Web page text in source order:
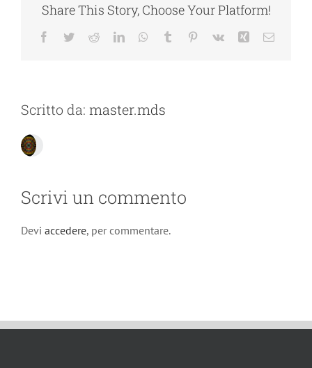
Share This Story, Choose Your Platform!
Facebook
TwitterRedditLinkedInWhatsApp
Tumblr Pinterest
Vk Xing Email
Scritto da: master.mds
Scrivi un commento
Devi accedere, per commentare.